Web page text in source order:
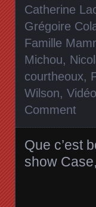
Catherine
Grégoire
Famille
Michou,
courtheoux,
Wilson,
Comment
Que c’est
show